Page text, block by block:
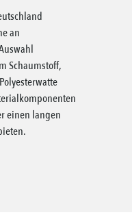
an
Schaumstoff,
einen langen